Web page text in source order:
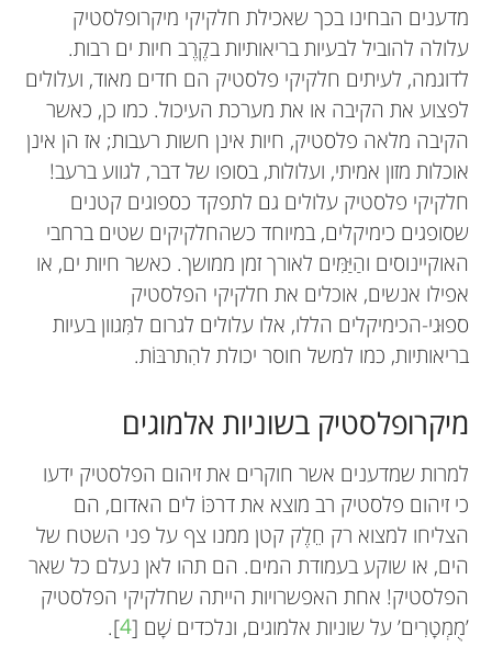
מדענים הבחינו בכך שאכילת חלקיקי מיקרופלסטיק
עלולה להוביל לבעיות בריאותיות בקֶרֶב חיות ים רבות.
לדוגמה, לעיתים חלקיקי פלסטיק הם חדים מאוד, ועלולים
לפצוע את הקיבה או את מערכת העיכול. כמו כן, כאשר
הקיבה מלאה פלסטיק, חיות אינן חשות רעבות; אז הן אינן
אוכלות מזון אמיתי, ועלולות, בסופו של דבר, לגווע ברעב!
חלקיקי פלסטיק עלולים גם לתפקד כספוגים קטנים
שסופגים כימיקלים, במיוחד כשהחלקיקים שטים ברחבי
האוקיינוסים והַיַּמִּים לאורך זמן ממושך. כאשר חיות ים, או
אפילו אנשים, אוכלים את חלקיקי הפלסטיק
ספוּגי-הכימיקלים הללו, אלו עלולים לגרום למִּגוון בעיות
בריאותיות, כמו למשל חוסר יכולת להִתרבּוֹת.
מיקרופלסטיק בשוניות אלמוגים
למרות שמדענים אשר חוקרים את זיהום הפלסטיק ידעו
כי זיהום פלסטיק רב מוצא את דרכּוֹ לים האדום, הם
הצליחו למצוא רק חֵלֶק קטן ממנו צף על פני השטח של
הים, או שוקע בעמודת המים. הם תהו לאן נעלם כל שאר
הפלסטיק! אחת האפשרויות הייתה שחלקיקי הפלסטיק
’מֻמְטָרִים’ על שוניות אלמוגים, ונלכדים שָׁם [4
].